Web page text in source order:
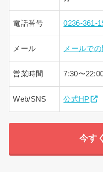
電話番号 0236-361-
メール メールで
営業時間 7:30〜
Web/SNS 公式HP
今す